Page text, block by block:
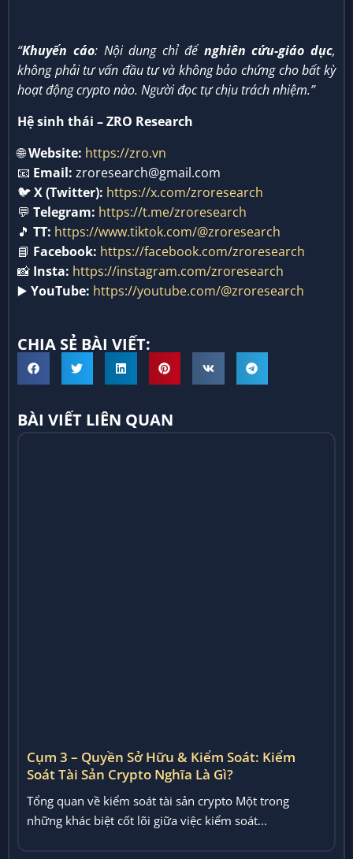
“Khuyến cáo: Nội dung chỉ để nghiên cứu-giáo dục,
không phải tư vấn đầu tư và không bảo chứng cho bất kỳ
hoạt động crypto nào. Người đọc tự chịu trách nhiệm.”
Hệ sinh thái – ZRO Research
🌐Website: https://zro.vn
📧 Email: zroresearch@gmail.com
🐦X (Twitter): https://x.com/zroresearch
💬 Telegram: https://t.me/zroresearch
🎵 TT: https://www.tiktok.com/@zroresearch
📘 Facebook: https://facebook.com/zroresearch
📸 Insta: https://instagram.com/zroresearch
▶️ YouTube: https://youtube.com/@zroresearch
CHIA SẺ BÀI VIẾT:
BÀI VIẾT LIÊN QUAN
Cụm 3 – Quyền Sở Hữu & Kiểm Soát: Kiểm
Soát Tài Sản Crypto Nghĩa Là Gì?
Tổng quan về kiểm soát tài sản crypto Một trong
những khác biệt cốt lõi giữa việc kiểm soát...